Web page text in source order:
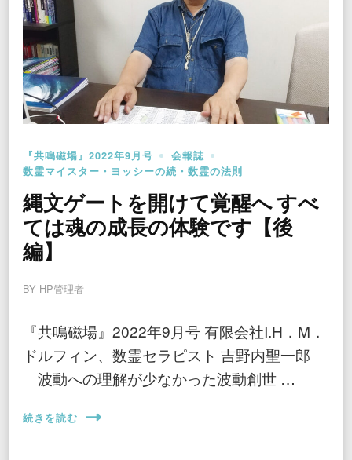
『共鳴磁場』2022年9月号
会報誌
数霊マイスター・ヨッシーの続・数霊の法則
縄文ゲートを開けて覚醒へ すべ
ては魂の成長の体験です【後
編】
BY HP管理者
『共鳴磁場』2022年9月号 有限会社I.H．M．
ドルフィン、数霊セラピスト 吉野内聖一郎
波動への理解が少なかった波動創世 …
続きを読む